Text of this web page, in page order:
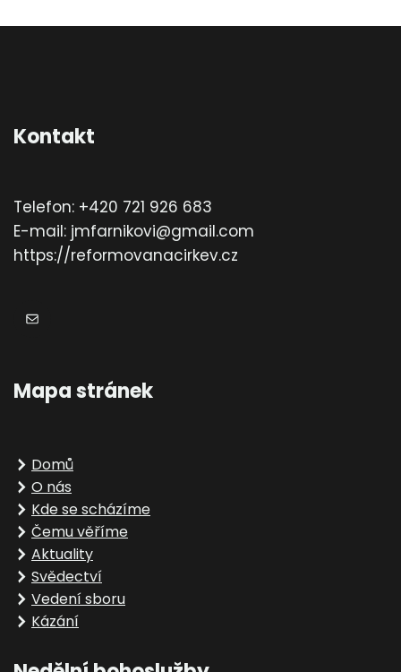
Kontakt
Telefon: +420 721 926 683
E-mail: jmfarnikovi@gmail.com
https://reformovanacirkev.cz
E-mail
Mapa stránek
Domů
O nás
Kde se scházíme
Čemu věříme
Aktuality
Svědectví
Vedení sboru
Kázání